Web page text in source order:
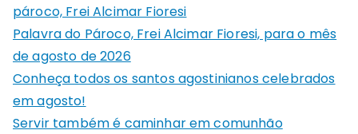
pároco, Frei Alcimar Fioresi
Palavra do Pároco, Frei Alcimar Fioresi, para o mês
de agosto de 2026
Conheça todos os santos agostinianos celebrados
em agosto!
Servir também é caminhar em comunhão